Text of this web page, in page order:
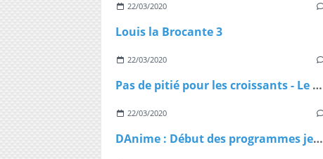
22/03/2020
Louis la Brocante 3
22/03/2020
Pas de pitié pour les croissants - Le croissant pirate
22/03/2020
DAnime : Début des programmes jeunesse jusqu'en 1974